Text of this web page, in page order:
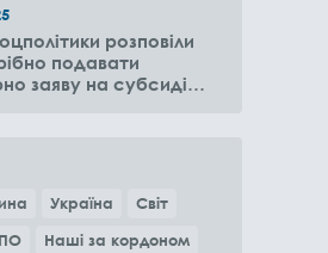
розповіли
подавати
заяву на субсидію
Україна
Світ
Наші за кордоном